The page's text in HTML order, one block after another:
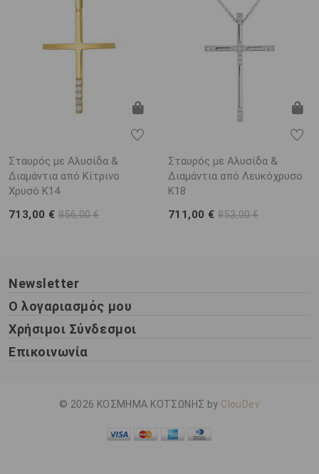
Σταυρός με Αλυσίδα &
Διαμάντια από Κίτρινο
Χρυσό K14
713,00 €856,00 €
Σταυρός με Αλυσίδα &
Διαμάντια από Λευκόχρυσο
K18
711,00 €853,00 €
Newsletter
Ο λογαριασμός μου
Χρήσιμοι Σύνδεσμοι
Επικοινωνία
© 2026 ΚΟΣΜΗΜΑ ΚΟΤΣΩΝΗΣ by ClouDev